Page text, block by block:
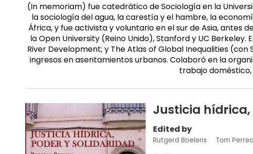
(In memoriam) fue catedrático de Sociología en la
la sociología del agua, la carestía y el hambre, la
África, y fue activista y voluntario en el sur de Asia, antes
la Open University (Reino Unido), Stanford y UC
River Development; y The Atlas of Global Inequalities
ingresos en asentamientos urbanos. Colaboró en la
trabajo
Justicia
Edited by
Rutgerd Boelens Tom